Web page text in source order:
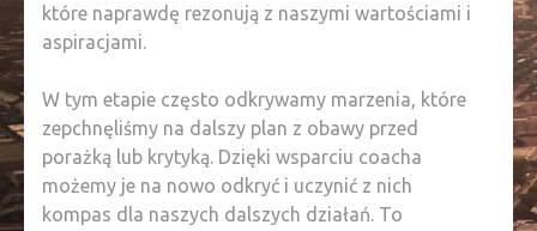
które naprawdę rezonują z naszymi wartościami i
aspiracjami.
W tym etapie często odkrywamy marzenia, które
zepchnęliśmy na dalszy plan z obawy przed
porażką lub krytyką. Dzięki wsparciu coacha
możemy je na nowo odkryć i uczynić z nich
kompas dla naszych dalszych działań. To